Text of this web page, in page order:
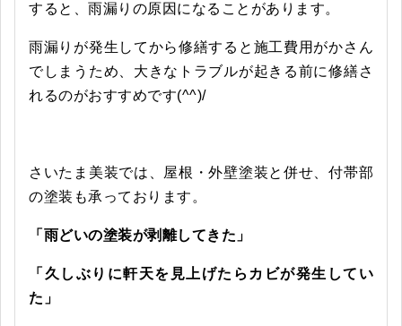
すると、雨漏りの原因になることがあります。
雨漏りが発生してから修繕すると施工費用がかさん
でしまうため、大きなトラブルが起きる前に修繕さ
れるのがおすすめです(^^)/
さいたま美装では、屋根・外壁塗装と併せ、付帯部
の塗装も承っております。
「雨どいの塗装が剥離してきた」
「久しぶりに軒天を見上げたらカビが発生してい
た」